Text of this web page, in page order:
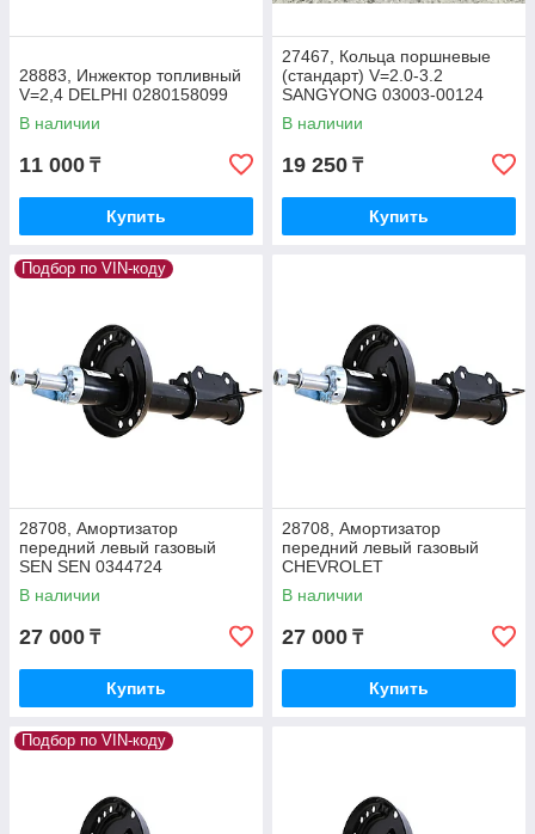
28883, Инжектор топливный
V=2,4 DELPHI 0280158099
В наличии
11 000 ₸
Купить
27467, Кольца поршневые
(стандарт) V=2.0-3.2
SANGYONG 03003-00124
В наличии
19 250 ₸
Купить
Подбор по VIN-коду
28708, Амортизатор
передний левый газовый
SEN SEN 0344724
В наличии
27 000 ₸
Купить
28708, Амортизатор
передний левый газовый
CHEVROLET
В наличии
27 000 ₸
Купить
Подбор по VIN-коду